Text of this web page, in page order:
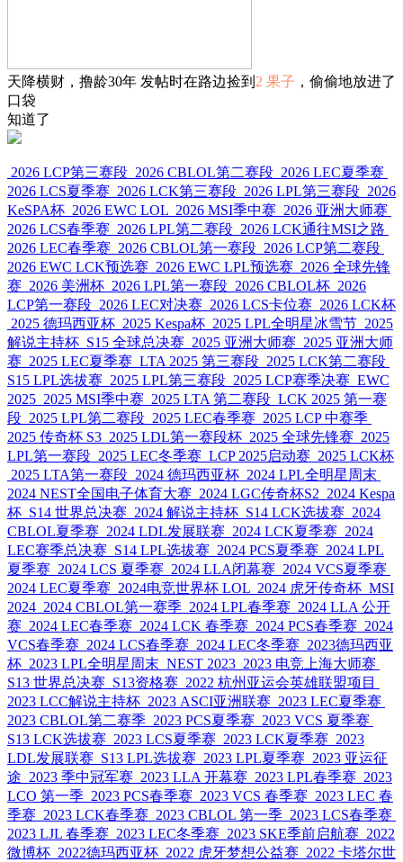
天降横财，撸龄30年 发帖时在路边捡到 2 果子 ，偷偷地放进了
口袋
知道了
2026 LCP第三赛段 2026 CBLOL第二赛段 2026 LEC夏季赛
2026 LCS夏季赛 2026 LCK第三赛段 2026 LPL第三赛段 2026
KeSPA杯 2026 EWC LOL 2026 MSI季中赛 2026 亚洲大师赛
2026 LCS春季赛 2026 LPL第二赛段 2026 LCK通往MSI之路
2026 LEC春季赛 2026 CBLOL第一赛段 2026 LCP第二赛段
2026 EWC LCK预选赛 2026 EWC LPL预选赛 2026 全球先锋
赛 2026 美洲杯 2026 LPL第一赛段 2026 CBLOL杯 2026
LCP第一赛段 2026 LEC对决赛 2026 LCS卡位赛 2026 LCK杯
2025 德玛西亚杯 2025 Kespa杯 2025 LPL全明星冰雪节 2025
解说主持杯 S15 全球总决赛 2025 亚洲大师赛 2025 亚洲大师
赛 2025 LEC夏季赛 LTA 2025 第三赛段 2025 LCK第二赛段
S15 LPL选拔赛 2025 LPL第三赛段 2025 LCP赛季决赛 EWC
2025 2025 MSI季中赛 2025 LTA 第二赛段 LCK 2025 第一赛
段 2025 LPL第二赛段 2025 LEC春季赛 2025 LCP 中赛季
2025 传奇杯 S3 2025 LDL第一赛段杯 2025 全球先锋赛 2025
LPL第一赛段 2025 LEC冬季赛 LCP 2025启动赛 2025 LCK杯
2025 LTA第一赛段 2024 德玛西亚杯 2024 LPL全明星周末
2024 NEST全国电子体育大赛 2024 LGC传奇杯S2 2024 Kespa
杯 S14 世界总决赛 2024 解说主持杯 S14 LCK选拔赛 2024
CBLOL夏季赛 2024 LDL发展联赛 2024 LCK夏季赛 2024
LEC赛季总决赛 S14 LPL选拔赛 2024 PCS夏季赛 2024 LPL
夏季赛 2024 LCS 夏季赛 2024 LLA闭幕赛 2024 VCS夏季赛
2024 LEC夏季赛 2024电竞世界杯 LOL 2024 虎牙传奇杯 MSI
2024 2024 CBLOL第一赛季 2024 LPL春季赛 2024 LLA 公开
赛 2024 LEC春季赛 2024 LCK 春季赛 2024 PCS春季赛 2024
VCS春季赛 2024 LCS春季赛 2024 LEC冬季赛 2023德玛西亚
杯 2023 LPL全明星周末 NEST 2023 2023 电竞上海大师赛
S13 世界总决赛 S13资格赛 2022 杭州亚运会英雄联盟项目
2023 LCC解说主持杯 2023 ASCI亚洲联赛 2023 LEC夏季赛
2023 CBLOL第二赛季 2023 PCS夏季赛 2023 VCS 夏季赛
S13 LCK选拔赛 2023 LCS夏季赛 2023 LCK夏季赛 2023
LDL发展联赛 S13 LPL选拔赛 2023 LPL夏季赛 2023 亚运征
途 2023 季中冠军赛 2023 LLA 开幕赛 2023 LPL春季赛 2023
LCO 第一季 2023 PCS春季赛 2023 VCS 春季赛 2023 LEC 春
季赛 2023 LCK春季赛 2023 CBLOL 第一季 2023 LCS春季赛
2023 LJL 春季赛 2023 LEC冬季赛 2023 SKE季前启航赛 2022
微博杯 2022德玛西亚杯 2022 虎牙梦想公益赛 2022 卡塔尔世